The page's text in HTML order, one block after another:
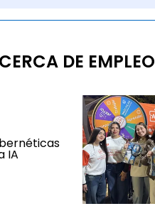
DE EMPLEO